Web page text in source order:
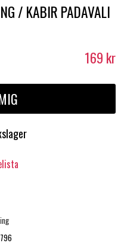
/ KABIR PADAVALI
169 kr